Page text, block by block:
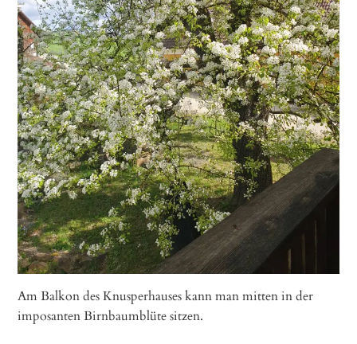
Am Balkon des Knusperhauses kann man mitten in der
imposanten Birnbaumblüte sitzen.